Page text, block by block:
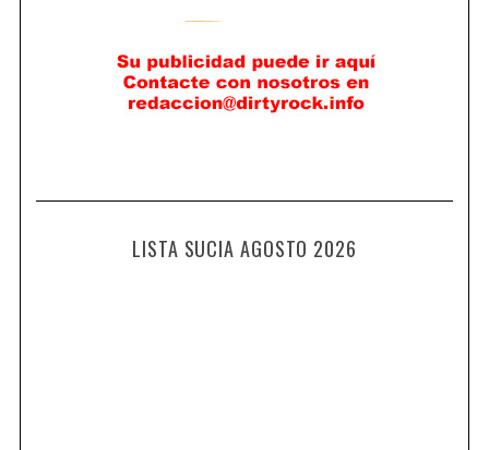
LISTA SUCIA AGOSTO 2026